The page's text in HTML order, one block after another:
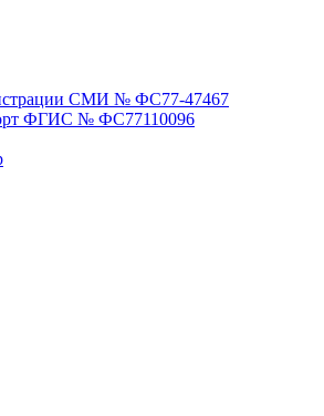
СМИ № ФС77-47467
ФГИС № ФС77110096